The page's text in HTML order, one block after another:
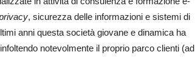
, sicurezza delle informazioni e sistemi di
anni questa società giovane e dinamica ha
notevolmente il proprio parco clienti (ad